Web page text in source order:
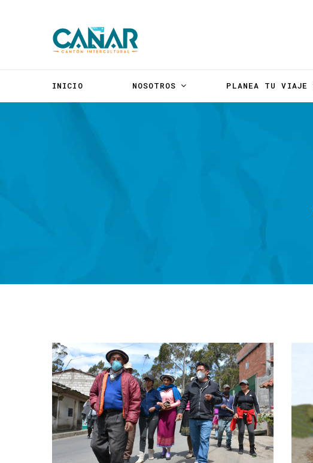
INICIO NOSOTROS PLANEA TU VIAJE